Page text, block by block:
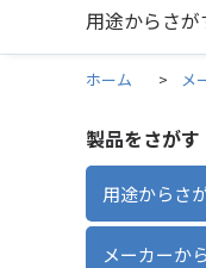
用途からさが
ホーム > メ
製品をさがす
用途からさ
メーカーか